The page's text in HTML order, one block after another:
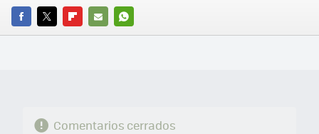
FACEBOOK
TWITTERFLIPBOARD
E-
WHATSAPP
Comentarios cerrados